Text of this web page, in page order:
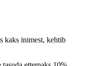
kaks inimest, kehtib